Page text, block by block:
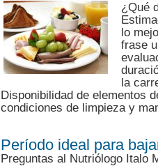
¿Qué
lo
frase
la
Disponibilidad de elementos
condiciones de limpieza y
Período ideal para
Preguntas al Nutriólogo Italo